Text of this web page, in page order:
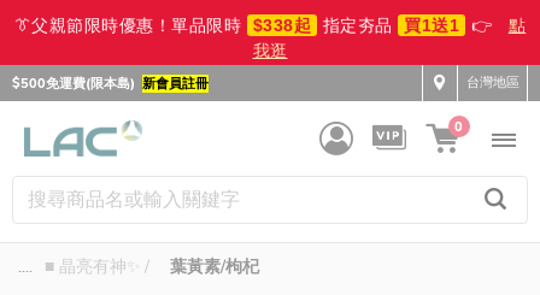
👔父親節限時優惠！單品限時 $338起 指定夯品 買1送1 👉
點
我逛
$500免運費(限本島) 新會員註冊 台灣地區
0
.... ■ 晶亮有神✨ 葉黃素/枸杞